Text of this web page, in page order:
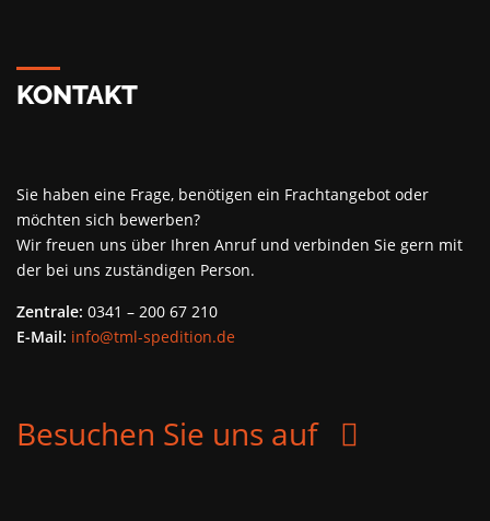
KONTAKT
Sie haben eine Frage, benötigen ein Frachtangebot oder
möchten sich bewerben?
Wir freuen uns über Ihren Anruf und verbinden Sie gern mit
der bei uns zuständigen Person.
Zentrale: 0341 – 200 67 210
E-Mail: info@tml-spedition.de
Besuchen Sie uns auf